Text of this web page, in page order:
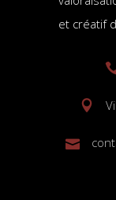
et créatif